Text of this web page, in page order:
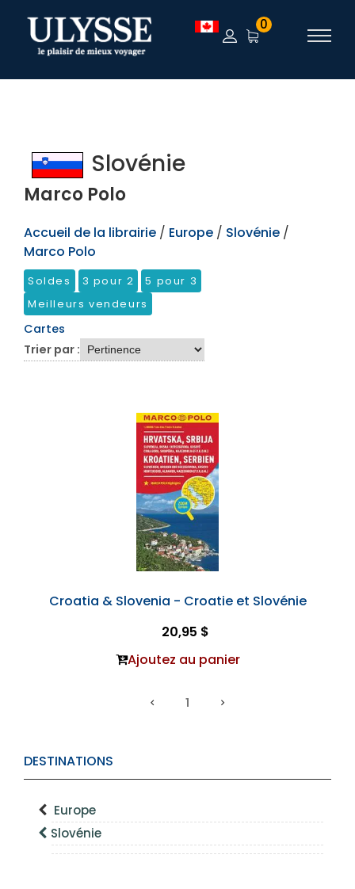
TEST 0
DESTINATIONS
Europe
Slovénie
Slovénie
Marco Polo
Accueil de la librairie / Europe / Slovénie /
Marco Polo
Soldes 3 pour 2
5 pour 3
Meilleurs vendeurs
Cartes
Trier par :
Croatia & Slovenia - Croatie et Slovénie
20,95 $
Ajoutez au panier
1